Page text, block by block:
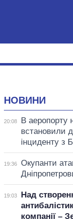
НОВИНИ
20:08
В аеропорту
встановили
інциденту з
19:36
Окупанти
19:03
Над
компанії –